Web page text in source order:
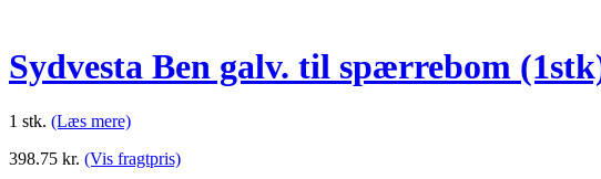
Sydvesta Ben galv. til spærrebom
1 stk. (Læs mere)
398.75 kr. (Vis fragtpris)